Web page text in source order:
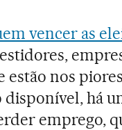
vencer as
estão nos
há
emprego,